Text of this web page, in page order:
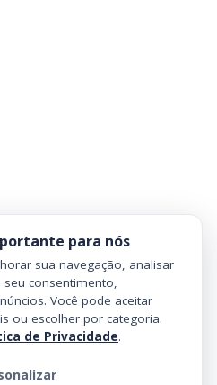
para nós
sua navegação, analisar
consentimento,
Você pode aceitar
ou escolher por categoria.
de Privacidade.